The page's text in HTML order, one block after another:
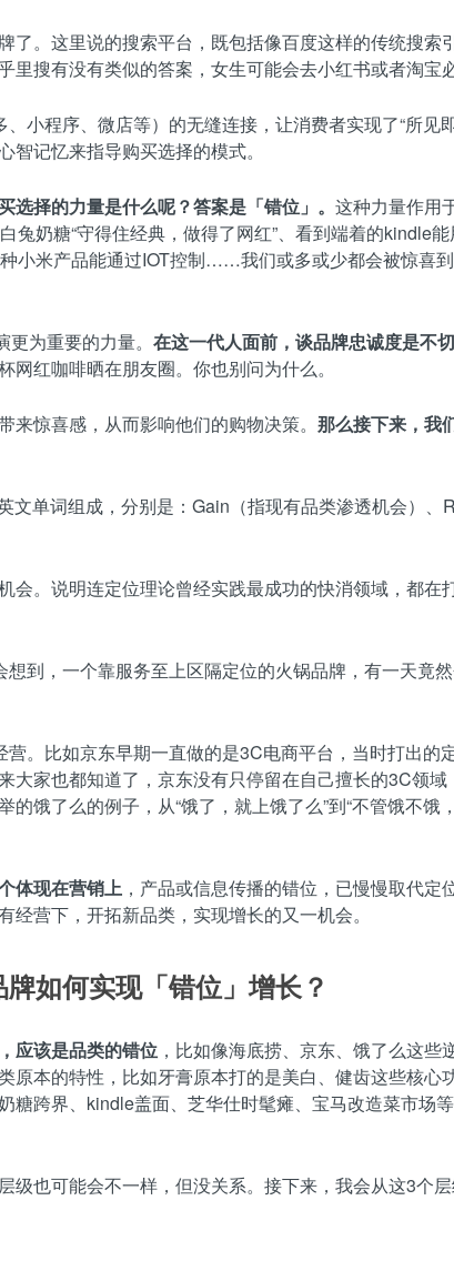
。这里说的搜索平台，既包括像百度这样的传统搜
搜有没有类似的答案，女生可能会去小红书或者淘宝
小程序、微店等）的无缝连接，让消费者实现了“所
记忆来指导购买选择的模式。
选择的力量是什么呢？答案是「错位」。 这种力量作用
奶糖“守得住经典，做得了网红”、看到端着的kindle
小米产品能通过IOT控制……我们或多或少都会被惊喜
为重要的力量。 在这一代人面前，谈品牌忠诚度是不
红咖啡晒在朋友圈。你也别问为什么。
惊喜感，从而影响他们的购物决策。 那么接下来，我
单词组成，分别是：Gain（指现有品类渗透机会）
。说明连定位理论曾经实践最成功的快消领域，都
到，一个靠服务至上区隔定位的火锅品牌，有一天竟
。比如京东早期一直做的是3C电商平台，当时打出的
家也都知道了，京东没有只停留在自己擅长的3C领
饿了么的例子，从“饿了，就上饿了么”到“不管饿不
体现在营销上 ，产品或信息传播的错位，已慢慢取代
经营下，开拓新品类，实现增长的又一机会。
如何实现「错位」增长？
应该是品类的错位 ，比如像海底捞、京东、饿了么这
原本的特性，比如牙膏原本打的是美白、健齿这些核
糖跨界、kindle盖面、芝华仕时髦瘫、宝马改造菜市场
也可能会不一样，但没关系。接下来，我会从这3个